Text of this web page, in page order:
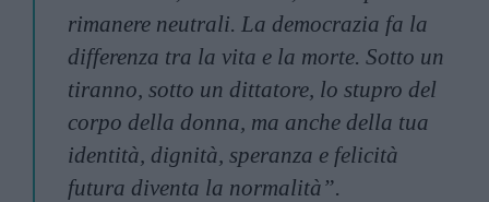
rimanere neutrali. La democrazia fa la
differenza tra la vita e la morte. Sotto un
tiranno, sotto un dittatore, lo stupro del
corpo della donna, ma anche della tua
identità, dignità, speranza e felicità
futura diventa la normalità”.